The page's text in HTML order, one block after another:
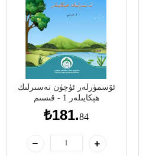
ئۆسمۈرلەر ئۈچۈن تەسىرلىك
ھېكايىلەر 1 - قىسىم
₺181.84